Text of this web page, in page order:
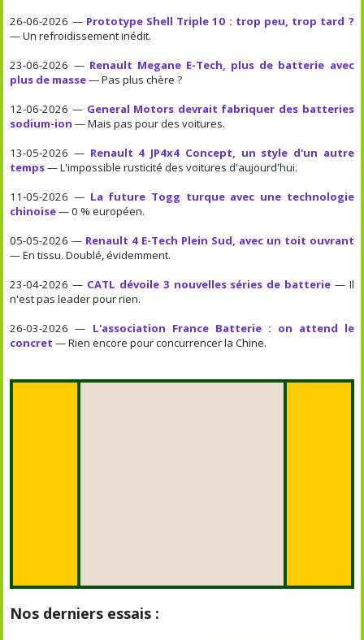
26-06-2026 — Prototype Shell Triple 10 : trop peu, trop tard ?
— Un refroidissement inédit.
23-06-2026 — Renault Megane E-Tech, plus de batterie avec
plus de masse— Pas plus chère ?
12-06-2026 — General Motors devrait fabriquer des batteries
sodium-ion — Mais pas pour des voitures.
13-05-2026 — Renault 4 JP4x4 Concept, un style d'un autre
temps— L'impossible rusticité des voitures d'aujourd'hui.
11-05-2026 — La future Togg turque avec une technologie
chinoise— 0 % européen.
05-05-2026 — Renault 4 E-Tech Plein Sud, avec un toit ouvrant
— En tissu. Doublé, évidemment.
23-04-2026 — CATL dévoile 3 nouvelles séries de batterie— Il
n'est pas leader pour rien.
26-03-2026 — L'association France Batterie : on attend le
concret — Rien encore pour concurrencer la Chine.
Nos derniers essais :